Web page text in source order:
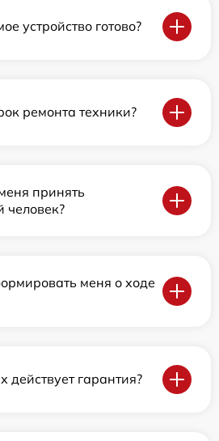
устройство готово?
ремонта техники?
принять
человек?
меня о ходе
действует гарантия?